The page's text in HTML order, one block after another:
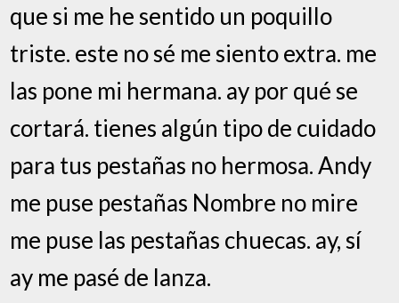
que si me he sentido un poquillo
triste. este no sé me siento extra. me
las pone mi hermana. ay por qué se
cortará. tienes algún tipo de cuidado
para tus pestañas no hermosa. Andy
me puse pestañas Nombre no mire
me puse las pestañas chuecas. ay, sí
ay me pasé de lanza.